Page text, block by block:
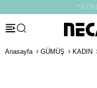
Anasayfa GÜMÜŞ KADIN